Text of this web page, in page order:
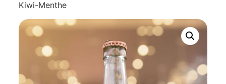
Kiwi-Menthe